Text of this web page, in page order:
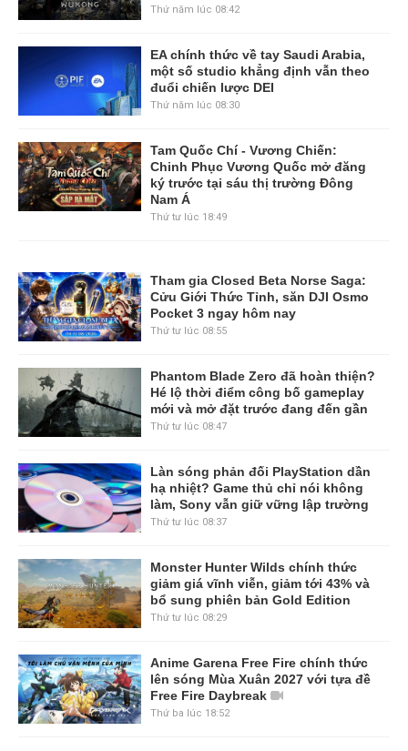
Thứ năm lúc 08:42
EA chính thức về tay Saudi Arabia,
một số studio khẳng định vẫn theo
đuổi chiến lược DEI
Thứ năm lúc 08:30
Tam Quốc Chí - Vương Chiến:
Chinh Phục Vương Quốc mở đăng
ký trước tại sáu thị trường Đông
Nam Á
Thứ tư lúc 18:49
Tham gia Closed Beta Norse Saga:
Cửu Giới Thức Tỉnh, săn DJI Osmo
Pocket 3 ngay hôm nay
Thứ tư lúc 08:55
Phantom Blade Zero đã hoàn thiện?
Hé lộ thời điểm công bố gameplay
mới và mở đặt trước đang đến gần
Thứ tư lúc 08:47
Làn sóng phản đối PlayStation dần
hạ nhiệt? Game thủ chỉ nói không
làm, Sony vẫn giữ vững lập trường
Thứ tư lúc 08:37
Monster Hunter Wilds chính thức
giảm giá vĩnh viễn, giảm tới 43% và
bổ sung phiên bản Gold Edition
Thứ tư lúc 08:29
Anime Garena Free Fire chính thức
lên sóng Mùa Xuân 2027 với tựa đề
Free Fire Daybreak
Thứ ba lúc 18:52